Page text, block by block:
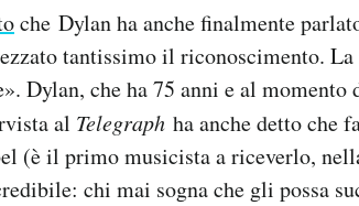
che Dylan ha anche finalmente
tantissimo il riconoscimento.
Dylan, che ha 75 anni e al
al Telegraph ha anche detto che
(è il primo musicista a riceverlo,
chi mai sogna che gli possa